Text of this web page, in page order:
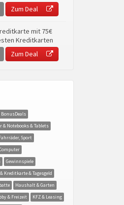
Zum Deal
mit 75€
Kreditkarten
Zum Deal
BonusDeals
& Notebooks & Tablets
Sport
Gewinnspiele
Kreditkarte & Tagesgeld
Haushalt & Garten
& Freizeit
KFZ & Leasing